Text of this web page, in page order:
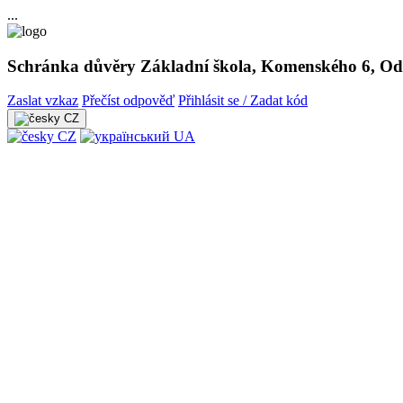
...
Schránka důvěry Základní škola, Komenského 6,
Zaslat vzkaz Přečíst odpověď Přihlásit se / Zadat kód
CZ
CZ UA